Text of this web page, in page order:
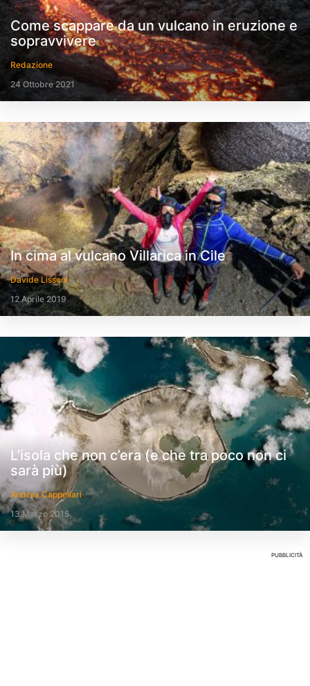
Come scappare da un vulcano in eruzione e
sopravvivere
Redazione
24 Ottobre 2021
In cima al vulcano Villarica in Cile
Davide Lissoni
12 Aprile 2019
L’isola che non c’era (e che tra poco non ci
sarà più)
Andrea Cappellari
13 Marzo 2015
PUBBLICITÀ